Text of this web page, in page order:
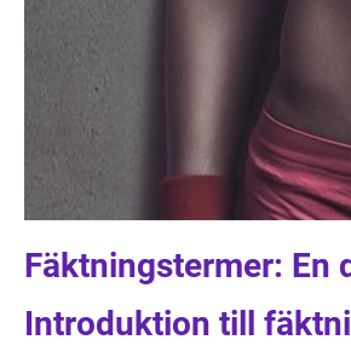
Fäktningstermer: En
Introduktion till